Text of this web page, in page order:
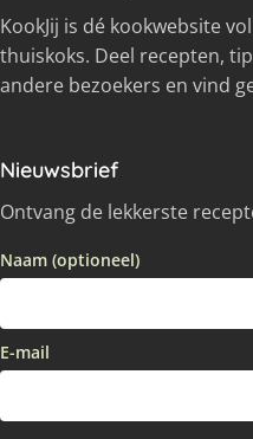
KookJij is dé kookwebsite
thuiskoks. Deel recepten,
andere bezoekers en vind
Nieuwsbrief
Ontvang de lekkerste
Naam (optioneel)
E-mail